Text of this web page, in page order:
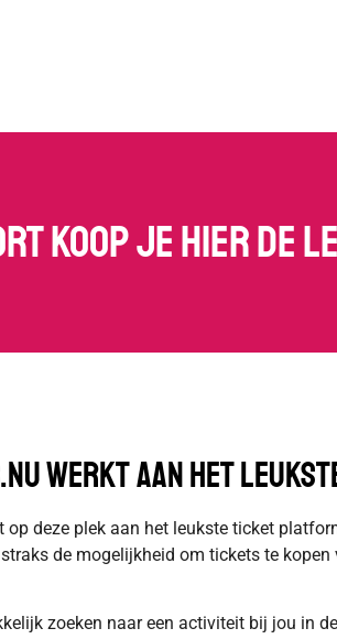
koop je hier de
werkt aan het
op deze plek aan het leukste ticket
de mogelijkheid om tickets te
zoeken naar een activiteit bij jou in